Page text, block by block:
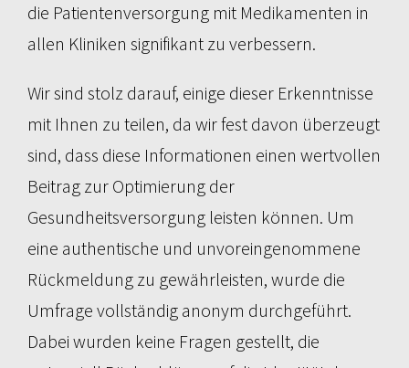
die Patientenversorgung mit Medikamenten in
allen Kliniken signifikant zu verbessern.
Wir sind stolz darauf, einige dieser Erkenntnisse
mit Ihnen zu teilen, da wir fest davon überzeugt
sind, dass diese Informationen einen wertvollen
Beitrag zur Optimierung der
Gesundheitsversorgung leisten können. Um
eine authentische und unvoreingenommene
Rückmeldung zu gewährleisten, wurde die
Umfrage vollständig anonym durchgeführt.
Dabei wurden keine Fragen gestellt, die